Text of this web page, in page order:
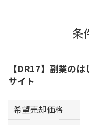
条
【DR17】副業の
サイト
希望売却価格